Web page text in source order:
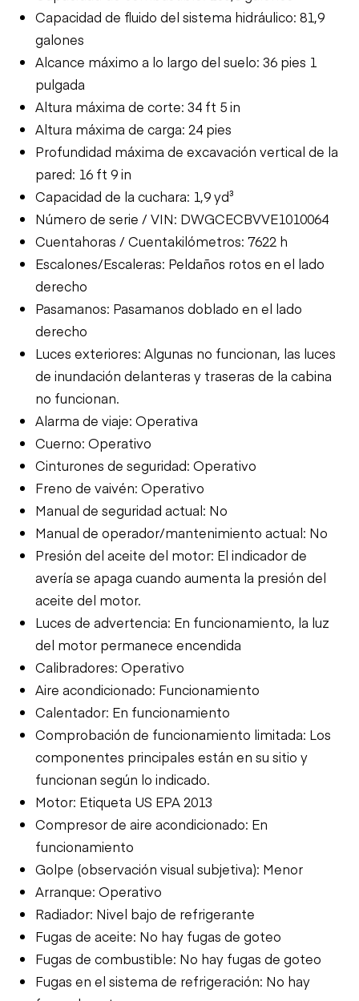
Capacidad de fluido del sistema hidráulico: 81,9
galones
Alcance máximo a lo largo del suelo: 36 pies 1
pulgada
Altura máxima de corte: 34 ft 5 in
Altura máxima de carga: 24 pies
Profundidad máxima de excavación vertical de la
pared: 16 ft 9 in
Capacidad de la cuchara: 1,9 yd³
Número de serie / VIN: DWGCECBVVE1010064
Cuentahoras / Cuentakilómetros: 7622 h
Escalones/Escaleras: Peldaños rotos en el lado
derecho
Pasamanos: Pasamanos doblado en el lado
derecho
Luces exteriores: Algunas no funcionan, las luces
de inundación delanteras y traseras de la cabina
no funcionan.
Alarma de viaje: Operativa
Cuerno: Operativo
Cinturones de seguridad: Operativo
Freno de vaivén: Operativo
Manual de seguridad actual: No
Manual de operador/mantenimiento actual: No
Presión del aceite del motor: El indicador de
avería se apaga cuando aumenta la presión del
aceite del motor.
Luces de advertencia: En funcionamiento, la luz
del motor permanece encendida
Calibradores: Operativo
Aire acondicionado: Funcionamiento
Calentador: En funcionamiento
Comprobación de funcionamiento limitada: Los
componentes principales están en su sitio y
funcionan según lo indicado.
Motor: Etiqueta US EPA 2013
Compresor de aire acondicionado: En
funcionamiento
Golpe (observación visual subjetiva): Menor
Arranque: Operativo
Radiador: Nivel bajo de refrigerante
Fugas de aceite: No hay fugas de goteo
Fugas de combustible: No hay fugas de goteo
Fugas en el sistema de refrigeración: No hay